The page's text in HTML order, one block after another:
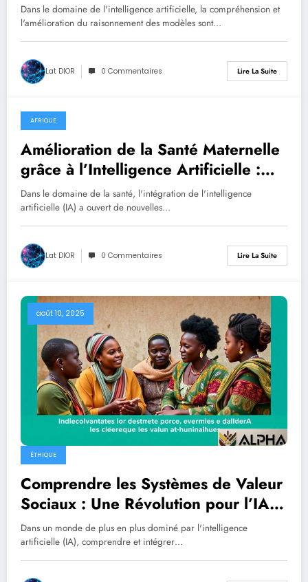
Modèles d’IA
Dans le domaine de l'intelligence artificielle, la compréhension et
l'amélioration du raisonnement des modèles sont…
Lat DIOR 0 Commentaires Lire La Suite
août 10, 2025
AFRIQUE
Amélioration de la Santé Maternelle
grâce à l’Intelligence Artificielle :
Vers une Réelle Transformation
Dans le domaine de la santé, l'intégration de l'intelligence
artificielle (IA) a ouvert de nouvelles…
Lat DIOR 0 Commentaires Lire La Suite
août 10, 2025
ÉTHIQUE
Comprendre les Systèmes de Valeur
Sociaux : Une Révolution pour l’IA
Éthique
Dans un monde de plus en plus dominé par l'intelligence
artificielle (IA), comprendre et intégrer…